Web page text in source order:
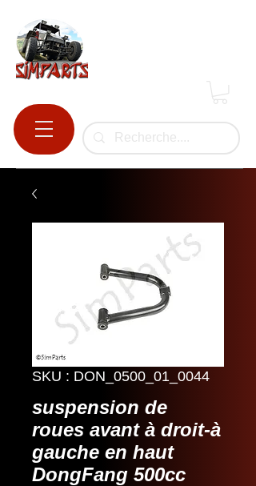
SKU : DON_0500_01_0044
suspension de
roues avant à droit-à
gauche en haut
DongFang 500cc